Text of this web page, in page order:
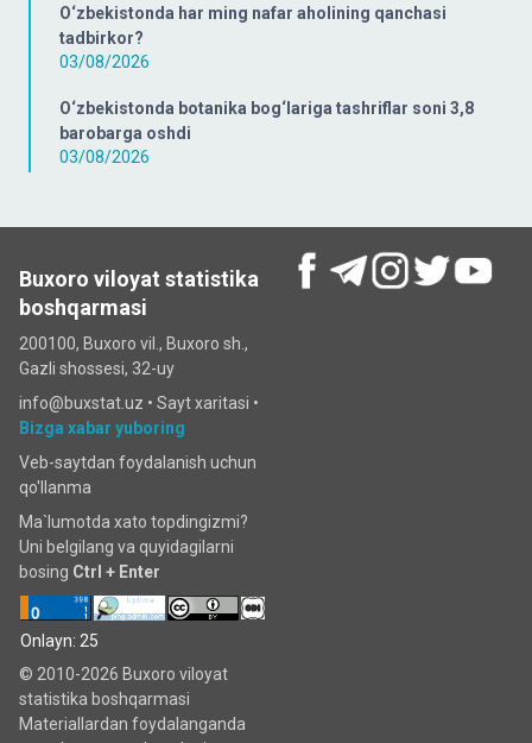
O‘zbekistonda har ming nafar aholining qanchasi
tadbirkor?
03/08/2026
O‘zbekistonda botanika bog‘lariga tashriflar soni 3,8
barobarga oshdi
03/08/2026
Buxoro viloyat statistika
boshqarmasi
200100, Buxoro vil., Buxoro sh.,
Gazli shossesi, 32-uy
info@buxstat.uz • Sayt xaritasi •
Bizga xabar yuboring
Veb-saytdan foydalanish uchun
qo'llanma
Ma`lumotda xato topdingizmi?
Uni belgilang va quyidagilarni
bosing Ctrl + Enter
Onlayn: 25
© 2010-2026 Buxoro viloyat
statistika boshqarmasi
Materiallardan foydalanganda